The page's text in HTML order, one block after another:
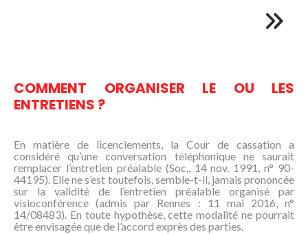
COMMENT ORGANISER LE OU LES
ENTRETIENS ?
En matière de licenciements, la Cour de cassation a
considéré qu’une conversation téléphonique ne saurait
remplacer l’entretien préalable (Soc., 14 nov. 1991, n° 90-
44195). Elle ne s’est toutefois, semble-t-il, jamais prononcée
sur la validité de l’entretien préalable organisé par
visioconférence (admis par Rennes : 11 mai 2016, n°
14/08483). En toute hypothèse, cette modalité ne pourrait
être envisagée que de l’accord exprès des parties.